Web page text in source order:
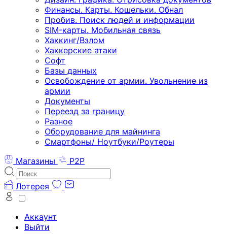
Финансы. Карты. Кошельки. Обнал
Пробив. Поиск людей и информации
SIM-карты. Мобильная связь
Хаккинг/Взлом
Хаккерские атаки
Софт
Базы данных
Освобождение от армии. Увольнение из
армии
Документы
Переезд за границу
Разное
Оборудование для майнинга
Смартфоны/ Ноутбуки/Роутеры
Магазины
P2P
Лотерея
Аккаунт
Выйти